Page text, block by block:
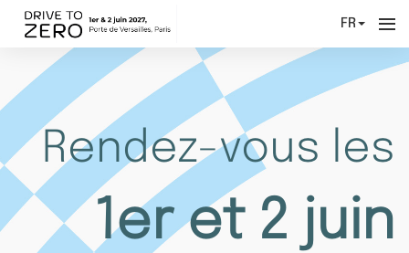
FR
Rendez-vous les
1er et 2 juin